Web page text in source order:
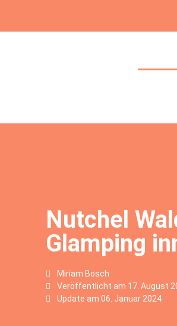
Nutchel
Glamping
Miriam Bosch
Veröffentlicht am 17. August
Update am 06. Januar 2024